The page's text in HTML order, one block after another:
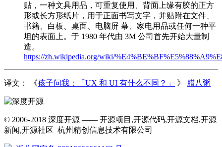
贴，一种文具用品，可重复使用、背面上缘有胶的正方
形或长方形纸片，用于正面书写文字，并贴附在文件、
书籍、白板、桌面、电脑屏 幕、家电用品或任何一种平
坦的表面上。于 1980 年代由 3M 公司首先开始大量制
造。
https://zh.wikipedia.org/wiki/
译文： 《孩子问我：「UX 和 UI 有什么不同？」 》 腊八粥
© 2006-2018 深度开源 —— 开源项目,开源代码,开源文档,开源
新闻,开源社区 杭州精创信息技术有限公司